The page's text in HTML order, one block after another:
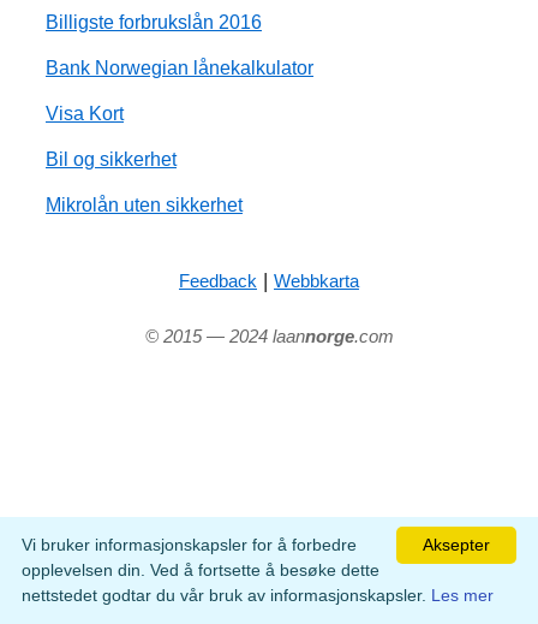
Billigste forbrukslån 2016
Bank Norwegian lånekalkulator
Visa Kort
Bil og sikkerhet
Mikrolån uten sikkerhet
Feedback | Webbkarta
© 2015 — 2024 laannorge.com
Aksepter
Vi bruker informasjonskapsler for å forbedre
opplevelsen din. Ved å fortsette å besøke dette
nettstedet godtar du vår bruk av informasjonskapsler. Les mer